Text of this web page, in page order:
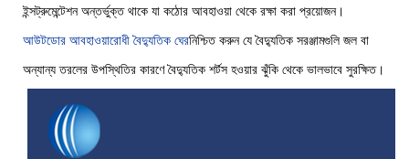
ইন্সট্রুমেন্টেশন অন্তর্ভুক্ত থাকে যা কঠোর আবহাওয়া থেকে রক্ষা করা প্রয়োজন।
আউটডোর আবহাওয়ারোধী বৈদ্যুতিক ঘেরনিশ্চিত করুন যে বৈদ্যুতিক সরঞ্জামগুলি জল বা
অন্যান্য তরলের উপস্থিতির কারণে বৈদ্যুতিক শর্টস হওয়ার ঝুঁকি থেকে ভালভাবে সুরক্ষিত।